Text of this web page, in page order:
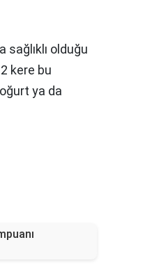
olduğu
kere bu
ya da